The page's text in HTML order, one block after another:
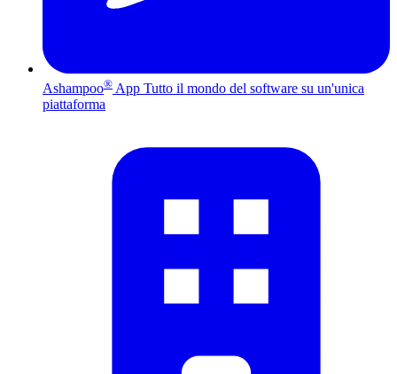
Ashampoo® App Tutto il mondo del software su un'unica
piattaforma